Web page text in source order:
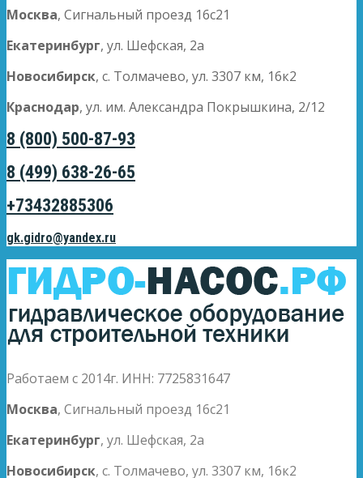
Москва, Сигнальный проезд 16с21
Екатеринбург, ул. Шефская, 2а
Новосибирск, с. Толмачево, ул. 3307 км, 16к2
Краснодар, ул. им. Александра Покрышкина, 2/12
8 (800) 500-87-93
8 (499) 638-26-65
+73432885306
gk.gidro@yandex.ru
Работаем с 2014г. ИНН: 7725831647
Москва, Сигнальный проезд 16с21
Екатеринбург, ул. Шефская, 2а
Новосибирск, с. Толмачево, ул. 3307 км, 16к2